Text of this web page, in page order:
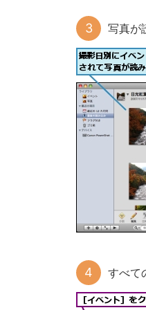
写真が
すべて